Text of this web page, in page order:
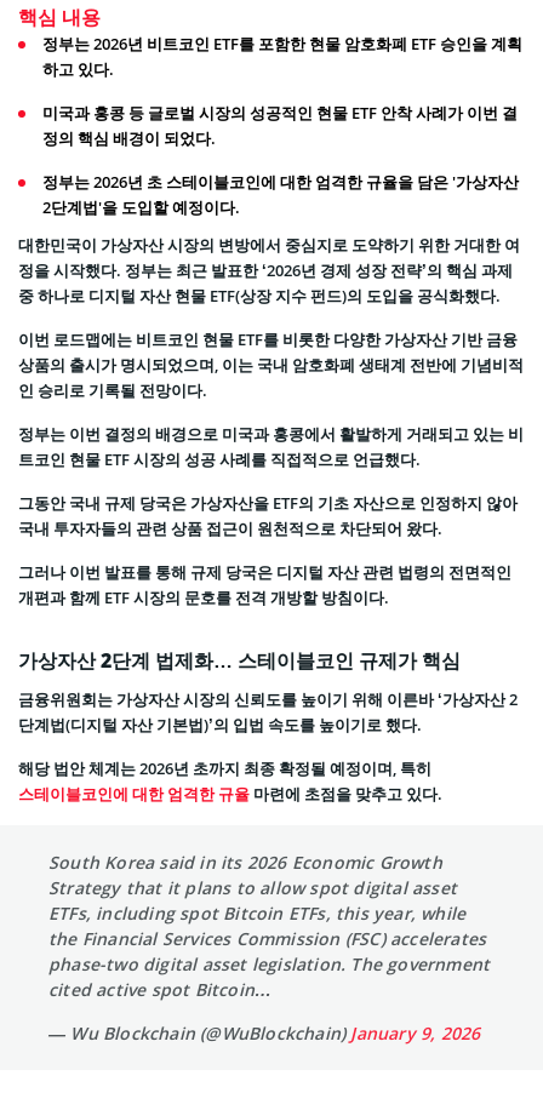
핵심 내용
정부는 2026년 비트코인 ETF를 포함한 현물 암호화폐 ETF 승인을 계획
하고 있다.
미국과 홍콩 등 글로벌 시장의 성공적인 현물 ETF 안착 사례가 이번 결
정의 핵심 배경이 되었다.
정부는 2026년 초 스테이블코인에 대한 엄격한 규율을 담은 '가상자산
2단계법'을 도입할 예정이다.
대한민국이 가상자산 시장의 변방에서 중심지로 도약하기 위한 거대한 여
정을 시작했다. 정부는 최근 발표한 ‘2026년 경제 성장 전략’의 핵심 과제
중 하나로 디지털 자산 현물 ETF(상장 지수 펀드)의 도입을 공식화했다.
이번 로드맵에는 비트코인 현물 ETF를 비롯한 다양한 가상자산 기반 금융
상품의 출시가 명시되었으며, 이는 국내 암호화폐 생태계 전반에 기념비적
인 승리로 기록될 전망이다.
정부는 이번 결정의 배경으로 미국과 홍콩에서 활발하게 거래되고 있는 비
트코인 현물 ETF 시장의 성공 사례를 직접적으로 언급했다.
그동안 국내 규제 당국은 가상자산을 ETF의 기초 자산으로 인정하지 않아
국내 투자자들의 관련 상품 접근이 원천적으로 차단되어 왔다.
그러나 이번 발표를 통해 규제 당국은 디지털 자산 관련 법령의 전면적인
개편과 함께 ETF 시장의 문호를 전격 개방할 방침이다.
가상자산 2단계 법제화… 스테이블코인 규제가 핵심
금융위원회는 가상자산 시장의 신뢰도를 높이기 위해 이른바 ‘가상자산 2
단계법(디지털 자산 기본법)’의 입법 속도를 높이기로 했다.
해당 법안 체계는 2026년 초까지 최종 확정될 예정이며, 특히
스테이블코인에 대한 엄격한 규율 마련에 초점을 맞추고 있다.
South Korea said in its 2026 Economic Growth
Strategy that it plans to allow spot digital asset
ETFs, including spot Bitcoin ETFs, this year, while
the Financial Services Commission (FSC) accelerates
phase-two digital asset legislation. The government
cited active spot Bitcoin…
— Wu Blockchain (@WuBlockchain)January 9, 2026